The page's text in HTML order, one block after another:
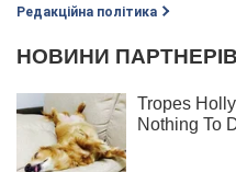
Редакційна політика